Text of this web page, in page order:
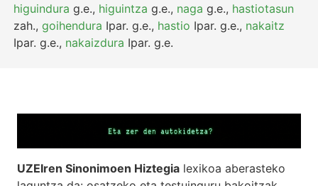
higuindura g.e., higuintza g.e., naga g.e., hastiotasun
zah.,goihendura Ipar. g.e., hastio Ipar. g.e., nakaitz
Ipar. g.e., nakaizdura Ipar. g.e.
UZEIren Sinonimoen Hiztegia lexikoa aberasteko